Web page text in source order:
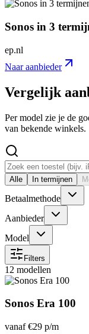
Sonos in 3
ep.nl
Naar aanbieder
Vergelijk
Per model zie je de
van bekende winkels.
Alle In termijnen
Betaalmethode
Aanbieder
Model
Filters
12 modellen
Sonos Era 100
vanaf€29 p/m